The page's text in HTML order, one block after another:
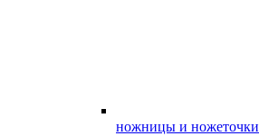
ножницы и ножеточки